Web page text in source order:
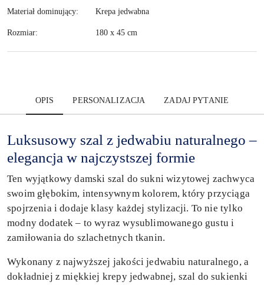
Materiał dominujący: Krepa jedwabna
Rozmiar: 180 x 45 cm
OPIS PERSONALIZACJA ZADAJ PYTANIE
Luksusowy szal z jedwabiu naturalnego –
elegancja w najczystszej formie
Ten wyjątkowy damski szal do sukni wizytowej zachwyca
swoim głębokim, intensywnym kolorem, który przyciąga
spojrzenia i dodaje klasy każdej stylizacji. To nie tylko
modny dodatek – to wyraz wysublimowanego gustu i
zamiłowania do szlachetnych tkanin.
Wykonany z najwyższej jakości jedwabiu naturalnego, a
dokładniej z miękkiej krepy jedwabnej, szal do sukienki